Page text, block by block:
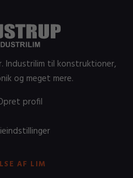
Industrilim til konstruktioner,
og meget mere.
profil
AF LIM